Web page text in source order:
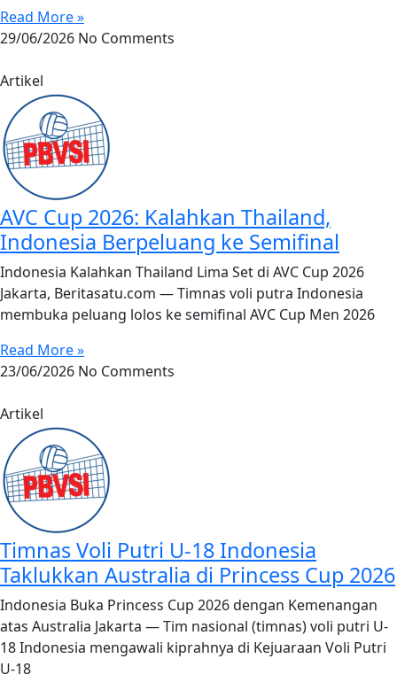
Read More »
29/06/2026 No Comments
Artikel
AVC Cup 2026: Kalahkan Thailand,
Indonesia Berpeluang ke Semifinal
Indonesia Kalahkan Thailand Lima Set di AVC Cup 2026
Jakarta, Beritasatu.com — Timnas voli putra Indonesia
membuka peluang lolos ke semifinal AVC Cup Men 2026
Read More »
23/06/2026 No Comments
Artikel
Timnas Voli Putri U-18 Indonesia
Taklukkan Australia di Princess Cup 2026
Indonesia Buka Princess Cup 2026 dengan Kemenangan
atas Australia Jakarta — Tim nasional (timnas) voli putri U-
18 Indonesia mengawali kiprahnya di Kejuaraan Voli Putri
U-18